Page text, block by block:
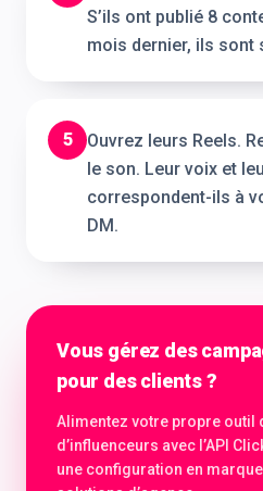
S’ils ont publié 8
mois dernier, ils sont
5
Ouvrez leurs Reels.
le son. Leur voix et
correspondent-ils à
DM.
Vous gérez des
pour des clients ?
Alimentez votre propre outil
d’influenceurs avec l’API
une configuration en